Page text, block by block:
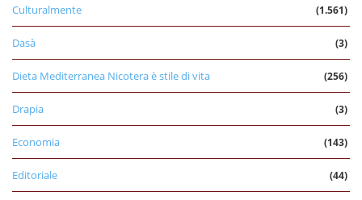
Culturalmente (1.561)
Dasà (3)
Dieta Mediterranea Nicotera è stile di vita (256)
Drapia (3)
Economia (143)
Editoriale (44)